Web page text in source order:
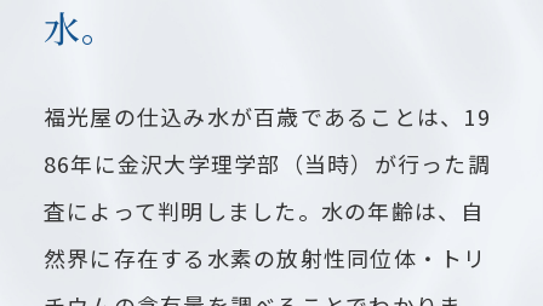
水。
福光屋の仕込み水が百歳であることは、19
86年に金沢大学理学部（当時）が行った調
査によって判明しました。水の年齢は、自
然界に存在する水素の放射性同位体・トリ